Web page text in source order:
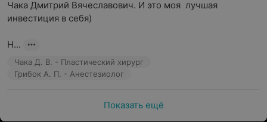
Чака Дмитрий Вячеславович. И это моя  лучшая
инвестиция в себя)
Н...
Чака Д. В. - Пластический хирург
Грибок А. П. - Анестезиолог
Показать ещё